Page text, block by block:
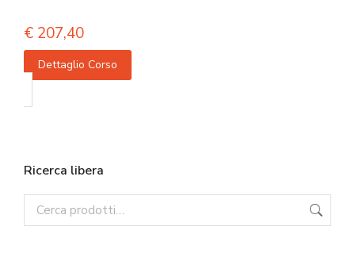
€ 207,40
Dettaglio Corso
Ricerca libera